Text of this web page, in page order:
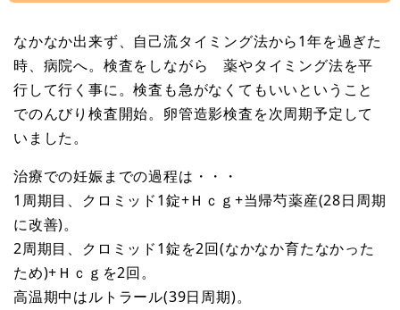
なかなか出来ず、自己流タイミング法から1年を過ぎた
時、病院へ。検査をしながら 薬やタイミング法を平
行して行く事に。検査も急がなくてもいいということ
でのんびり検査開始。卵管造影検査を次周期予定して
いました。
治療での妊娠までの過程は・・・
1周期目、クロミッド1錠+Ｈｃｇ+当帰芍薬産(28日周期
に改善)。
2周期目、クロミッド1錠を2回(なかなか育たなかった
ため)+Ｈｃｇを2回。
高温期中はルトラール(39日周期)。